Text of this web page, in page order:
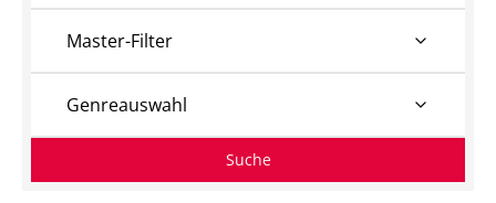
Master-Filter
Genreauswahl
Suche